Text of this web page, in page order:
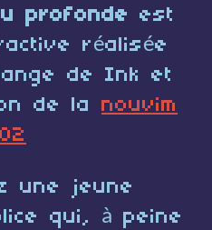
profonde est
réalisée
de Ink et
de la nouvim
une jeune
qui, à peine